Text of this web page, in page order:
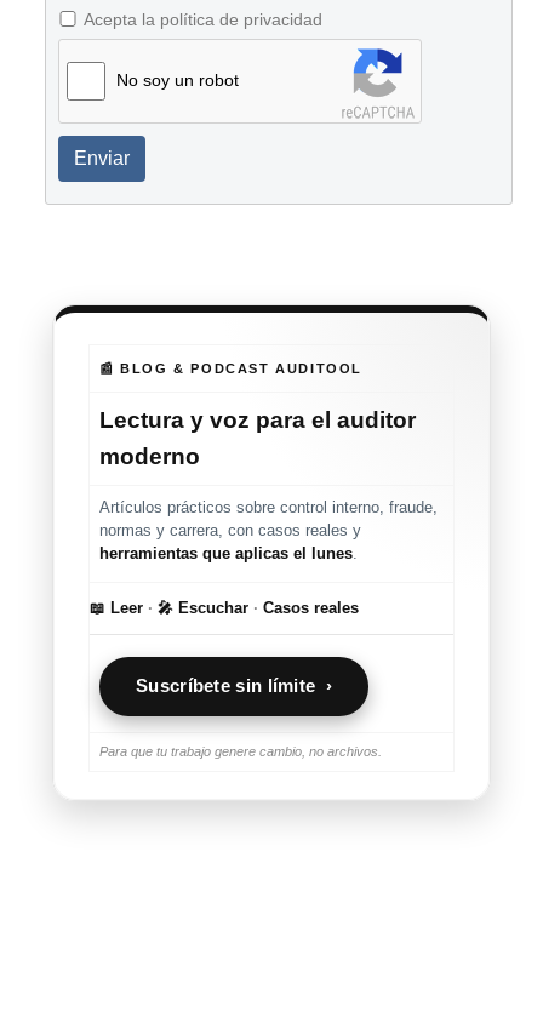
Acepta la política de privacidad
No soy un robot
Enviar
📰 BLOG & PODCAST AUDITOOL
Lectura y voz para el auditor
moderno
Artículos prácticos sobre control interno, fraude,
normas y carrera, con casos reales y
herramientas que aplicas el lunes
📖 Leer · 🎤 Escuchar · Casos reales
Suscríbete sin límite ›
Para que tu trabajo genere cambio, no archivos.